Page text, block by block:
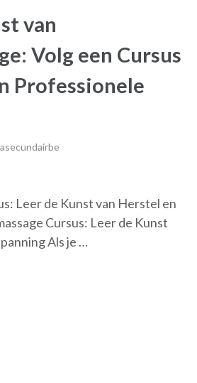
van
Volg een Cursus
Professionele
Leer de Kunst van Herstel en
Cursus: Leer de Kunst
Als je …